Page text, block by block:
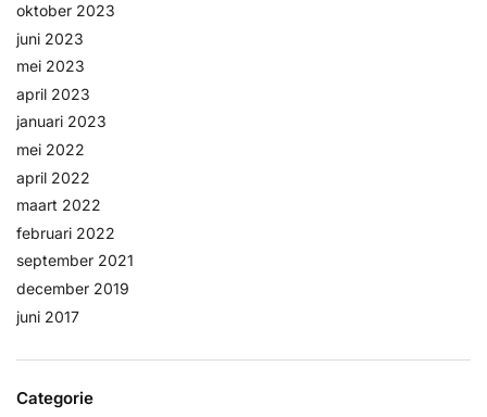
oktober 2023
juni 2023
mei 2023
april 2023
januari 2023
mei 2022
april 2022
maart 2022
februari 2022
september 2021
december 2019
juni 2017
Categorie